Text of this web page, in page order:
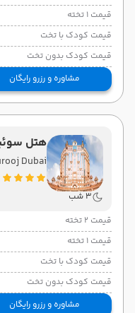
قیمت 1 تخته
قیمت کودک با تخت
قیمت کودک بدون تخت
مشاوره و رزرو رایگان
هتل
Dubai
3 شب
قیمت 2 تخته
قیمت 1 تخته
قیمت کودک با تخت
قیمت کودک بدون تخت
مشاوره و رزرو رایگان